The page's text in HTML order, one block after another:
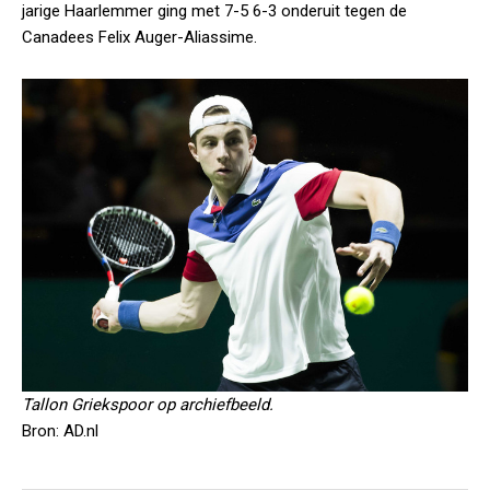
jarige Haarlemmer ging met 7-5 6-3 onderuit tegen de
Canadees Felix Auger-Aliassime.
Tallon Griekspoor op archiefbeeld.
Bron: AD.nl